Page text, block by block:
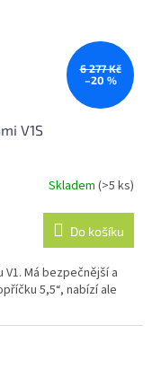
6 277 Kč
–20 %
V1S
Skladem (>5 ks)
Do košíku
Má bezpečnější a
5,5“, nabízí ale